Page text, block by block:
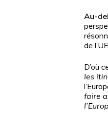
Au-
de
D’où
les
faire